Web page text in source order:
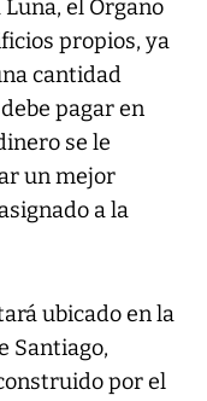
el Órgano
propios, ya
cantidad
pagar en
se le
un mejor
a la
ubicado en la
Santiago,
por el